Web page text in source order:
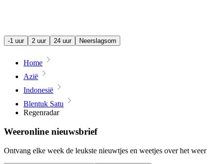
-1 uur 2 uur 24 uur Neerslagsom
Home
Azië
Indonesië
Blentuk Satu
Regenradar
Weeronline nieuwsbrief
Ontvang elke week de leukste nieuwtjes en weetjes over het weer